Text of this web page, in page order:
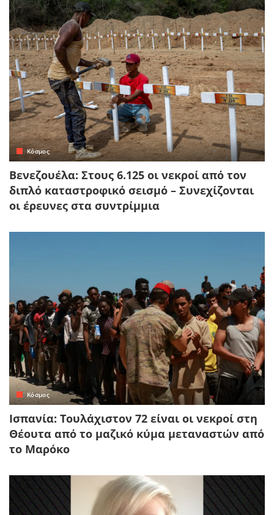
Κόσμος
Βενεζουέλα: Στους 6.125 οι νεκροί από τον
διπλό καταστροφικό σεισμό – Συνεχίζονται
οι έρευνες στα συντρίμμια
Κόσμος
Ισπανία: Τουλάχιστον 72 είναι οι νεκροί στη
Θέουτα από το μαζικό κύμα μεταναστών από
το Μαρόκο